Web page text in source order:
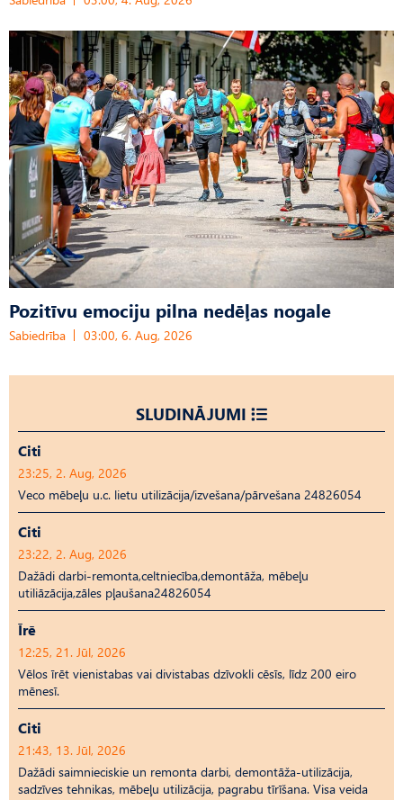
Pozitīvu emociju pilna nedēļas nogale
Sabiedrība 03:00, 6. Aug, 2026
SLUDINĀJUMI
Citi
23:25, 2. Aug, 2026
Veco mēbeļu u.c. lietu utilizācija/izvešana/pārvešana 24826054
Citi
23:22, 2. Aug, 2026
Dažādi darbi-remonta,celtniecība,demontāža, mēbeļu
utiliāzācija,zāles pļaušana24826054
Īrē
12:25, 21. Jūl, 2026
Vēlos īrēt vienistabas vai divistabas dzīvokli cēsīs, līdz 200 eiro
mēnesī.
Citi
21:43, 13. Jūl, 2026
Dažādi saimnieciskie un remonta darbi, demontāža-utilizācija,
sadzīves tehnikas, mēbeļu utilizācija, pagrabu tīrīšana. Visa veida